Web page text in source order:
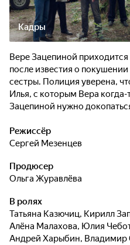
Кадры
Вере Зацепиной
после известия о
сестры. Полиция уверена,
Илья, с которым Вера
Зацепиной нужно
Режиссёр
Сергей Мезенцев
Продюсер
Ольга Журавлёва
В ролях
Татьяна Казючиц, Кирилл
Алёна Малахова, Юлия
Андрей Харыбин, Владимир